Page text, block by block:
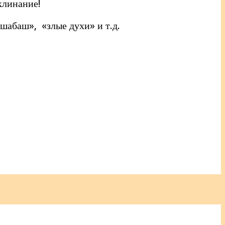
«злые духи» и т.д.